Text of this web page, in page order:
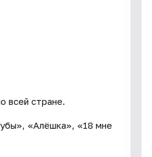
всей стране.
«Алёшка», «18 мне